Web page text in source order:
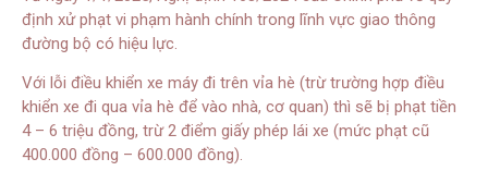
định xử phạt vi phạm hành chính trong lĩnh vực giao thông
đường bộ có hiệu lực.
Với lỗi điều khiển xe máy đi trên vỉa hè (trừ trường hợp điều
khiển xe đi qua vỉa hè để vào nhà, cơ quan) thì sẽ bị phạt tiền
4 – 6 triệu đồng, trừ 2 điểm giấy phép lái xe (mức phạt cũ
400.000 đồng – 600.000 đồng).